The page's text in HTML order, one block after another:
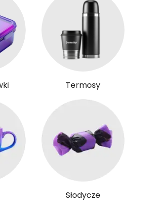
Termosy
Słodycze